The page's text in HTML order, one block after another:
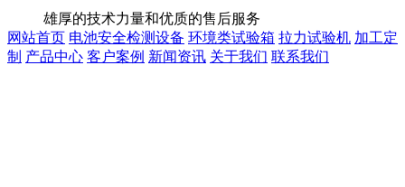
雄厚的技术力量和优质的售后服务
网站首页 电池安全检测设备 环境类试验箱 拉力试验机 加工定
制 产品中心 客户案例 新闻资讯 关于我们 联系我们